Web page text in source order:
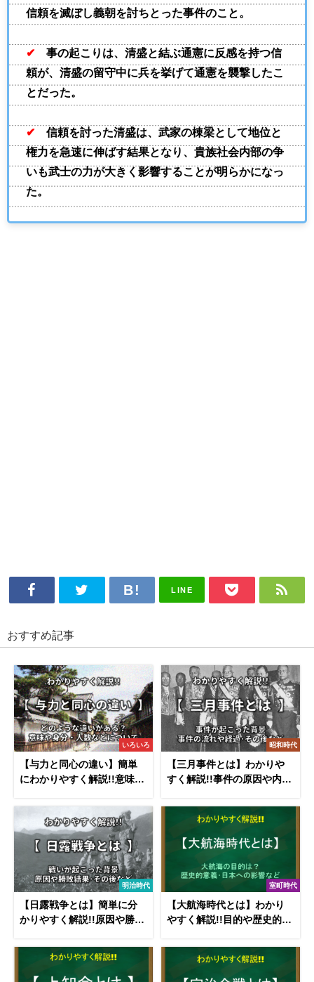
信頼を滅ぼし義朝を討ちとった事件のこと。
✔ 事の起こりは、清盛と結ぶ通憲に反感を持つ信
頼が、清盛の留守中に兵を挙げて通憲を襲撃したこ
とだった。
✔ 信頼を討った清盛は、武家の棟梁として地位と
権力を急速に伸ばす結果となり、貴族社会内部の争
いも武士の力が大きく影響することが明らかになっ
た。
LINE
おすすめ記事
いろいろ
【与力と同心の違い】簡単
にわかりやすく解説!!意味や
昭和時代
【三月事件とは】わかりや
すく解説!!事件の原因や内
明治時代
【日露戦争とは】簡単に分
かりやすく解説!!原因や勝敗
室町時代
【大航海時代とは】わかり
やすく解説!!目的や歴史的意